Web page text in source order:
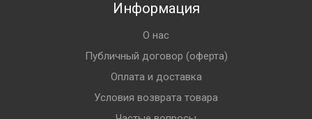
Информация
О нас
Публичный договор (оферта)
Оплата и доставка
Условия возврата товара